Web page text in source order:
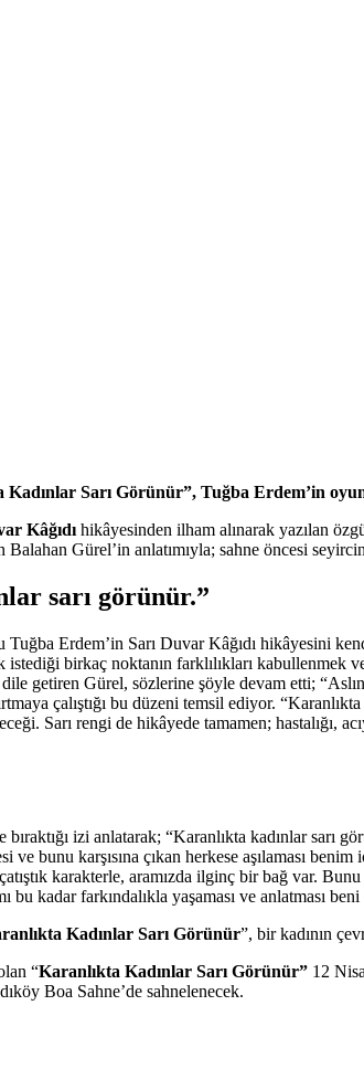
Kadınlar Sarı Görünür”, Tuğba Erdem’in
Kâğıdı hikâyesinden ilham alınarak yazılan
Gürel’in anlatımıyla; sahne öncesi
sarı görünür.”
Tuğba Erdem’in Sarı Duvar Kâğıdı hikâyesini
birkaç noktanın farklılıkları
getiren Gürel, sözlerine şöyle devam etti;
çalıştığı bu düzeni temsil ediyor.
Sarı rengi de hikâyede tamamen; hastalığı,
bıraktığı izi anlatarak; “Karanlıkta kadınlar
bunu karşısına çıkan herkese aşılaması
karakterle, aramızda ilginç bir bağ var.
kadar farkındalıkla yaşaması ve anlatması
Kadınlar Sarı Görünür”, bir kadının
“Karanlıkta Kadınlar Sarı Görünür” 12
Boa Sahne’de sahnelenecek.